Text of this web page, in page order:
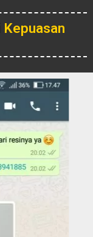
Kepuasan